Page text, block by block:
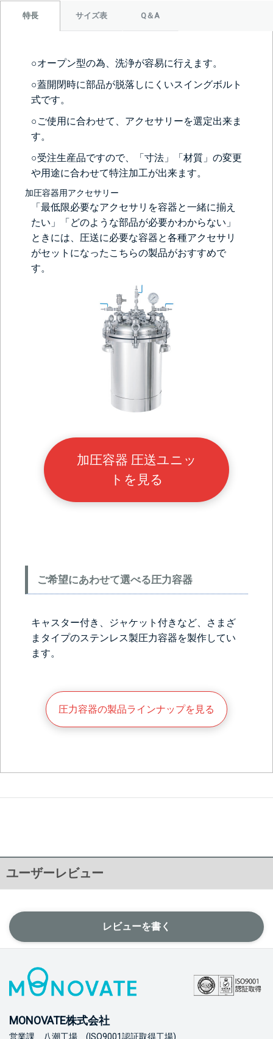
特長 サイズ表 Q＆A
○オープン型の為、洗浄が容易に行えます。
○蓋開閉時に部品が脱落しにくいスイングボルト
式です。
○ご使用に合わせて、アクセサリーを選定出来ま
す。
○受注生産品ですので、「寸法」「材質」の変更
や用途に合わせて特注加工が出来ます。
加圧容器用アクセサリー
「最低限必要なアクセサリを容器と一緒に揃え
たい」「どのような部品が必要かわからない」
ときには、圧送に必要な容器と各種アクセサリ
がセットになったこちらの製品がおすすめで
す。
加圧容器 圧送ユニッ
トを見る
ご希望にあわせて選べる圧力容器
キャスター付き、ジャケット付きなど、さまざ
まタイプのステンレス製圧力容器を製作してい
ます。
圧力容器の製品ラインナップを見る
ユーザーレビュー
レビューを書く
MONOVATE株式会社
営業課 八潮工場 (ISO9001認証取得工場)